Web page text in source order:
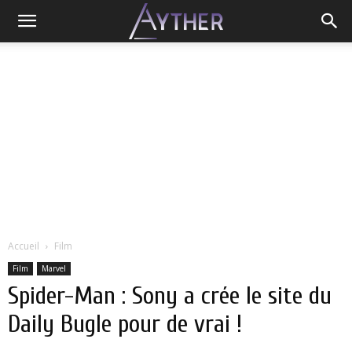
Accueil Film
Film Marvel
Spider-Man : Sony a crée le site du
Daily Bugle pour de vrai !